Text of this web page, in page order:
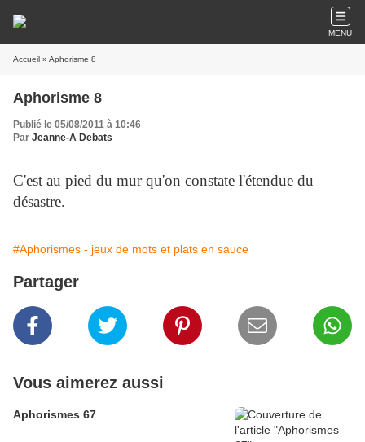
MENU
Accueil » Aphorisme 8
Aphorisme 8
Publié le 05/08/2011 à 10:46
Par Jeanne-A Debats
C'est au pied du mur qu'on constate l'étendue du
désastre.
#Aphorismes - jeux de mots et plats en sauce
Partager
Vous aimerez aussi
Aphorismes 67